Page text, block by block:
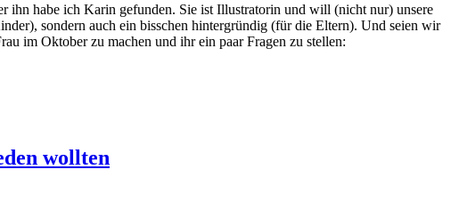
ihn habe ich Karin gefunden. Sie ist Illustratorin und will (nicht nur) unsere
sondern auch ein bisschen hintergründig (für die Eltern). Und seien wir
im Oktober zu machen und ihr ein paar Fragen zu stellen:
wollten